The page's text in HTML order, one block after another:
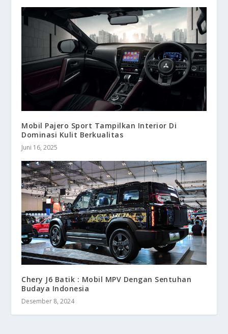
Mobil Pajero Sport Tampilkan Interior Di
Dominasi Kulit Berkualitas
Juni 16, 2025
Chery J6 Batik : Mobil MPV Dengan Sentuhan
Budaya Indonesia
Desember 8, 2024